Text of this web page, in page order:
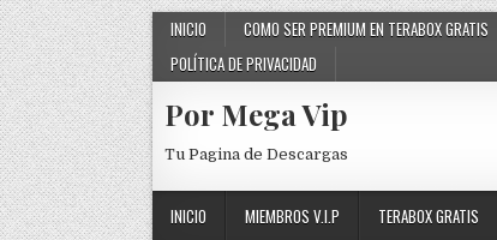
Skip to content INICIO COMO SER PREMIUM EN TERABOX GRATIS
POLÍTICA DE PRIVACIDAD
Por Mega Vip
Tu Pagina de Descargas
INICIO MIEMBROS V.I.P TERABOX GRATIS